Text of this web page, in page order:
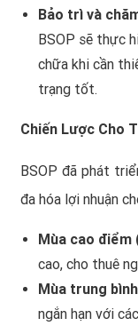
Bảo trì và
BSOP sẽ thực
chữa khi cần
trạng tốt.
Chiến Lược Cho
BSOP đã phát
đa hóa lợi nhuận
Mùa cao điểm
cao, cho thuê
Mùa trung
ngắn hạn với